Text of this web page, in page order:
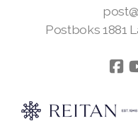
Postboks 1881